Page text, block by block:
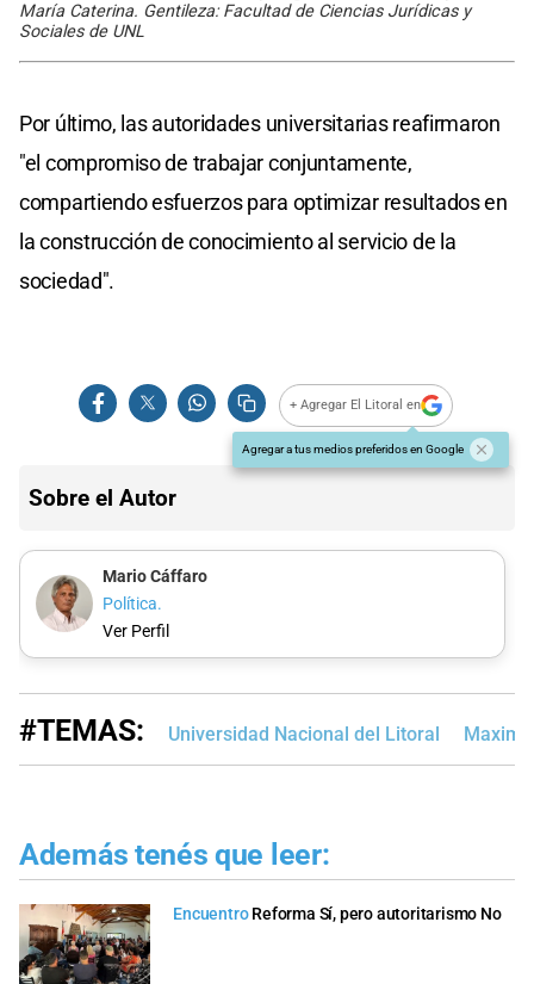
María Caterina. Gentileza: Facultad de Ciencias Jurídicas y
Sociales de UNL
Por último, las autoridades universitarias reafirmaron
"el compromiso de trabajar conjuntamente,
compartiendo esfuerzos para optimizar resultados en
la construcción de conocimiento al servicio de la
sociedad".
+ Agregar El Litoral en
Agregar a tus medios preferidos en Google
Sobre el Autor
Mario Cáffaro
Política.
Ver Perfil
#TEMAS: Universidad Nacional del Litoral
Además tenés que leer:
Encuentro Reforma Sí, pero autoritarismo No